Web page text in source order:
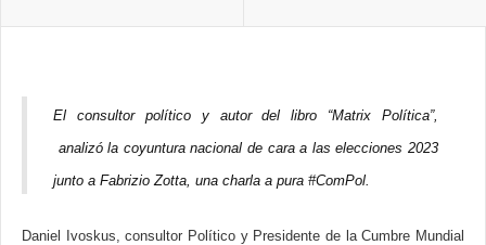
El consultor político y autor del libro “Matrix Política”,
analizó la coyuntura nacional de cara a las elecciones 2023
junto a Fabrizio Zotta, una charla a pura #ComPol.
Daniel Ivoskus, consultor Político y Presidente de la Cumbre Mundial